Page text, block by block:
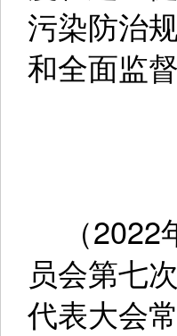
污染防治
和全面监
（2022
员会第七
代表大会